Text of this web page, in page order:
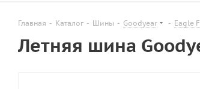
Главная - Каталог - Шины - Goodyear - Eagle
Летняя шина